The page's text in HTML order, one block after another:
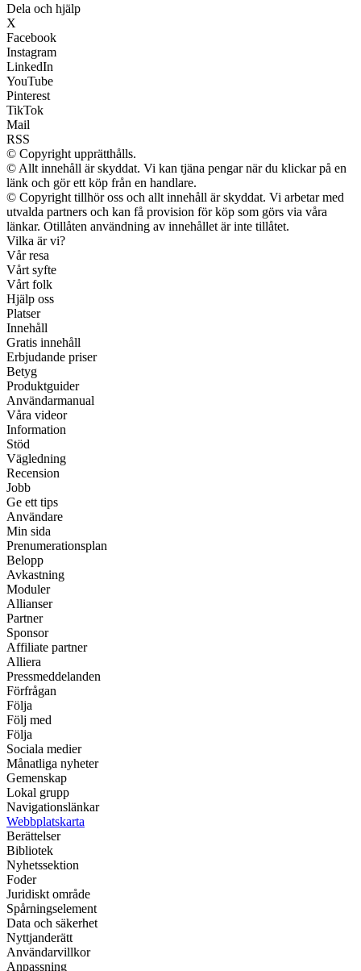
Dela och hjälp
X
Facebook
Instagram
LinkedIn
YouTube
Pinterest
TikTok
Mail
RSS
© Copyright upprätthålls.
© Allt innehåll är skyddat. Vi kan tjäna pengar när du klickar på en
länk och gör ett köp från en handlare.
© Copyright tillhör oss och allt innehåll är skyddat. Vi arbetar med
utvalda partners och kan få provision för köp som görs via våra
länkar. Otillåten användning av innehållet är inte tillåtet.
Vilka är vi?
Vår resa
Vårt syfte
Vårt folk
Hjälp oss
Platser
Innehåll
Gratis innehåll
Erbjudande priser
Betyg
Produktguider
Användarmanual
Våra videor
Information
Stöd
Vägledning
Recension
Jobb
Ge ett tips
Användare
Min sida
Prenumerationsplan
Belopp
Avkastning
Moduler
Allianser
Partner
Sponsor
Affiliate partner
Alliera
Pressmeddelanden
Förfrågan
Följa
Följ med
Följa
Sociala medier
Månatliga nyheter
Gemenskap
Lokal grupp
Navigationslänkar
Webbplatskarta
Berättelser
Bibliotek
Nyhetssektion
Foder
Juridiskt område
Spårningselement
Data och säkerhet
Nyttjanderätt
Användarvillkor
Anpassning